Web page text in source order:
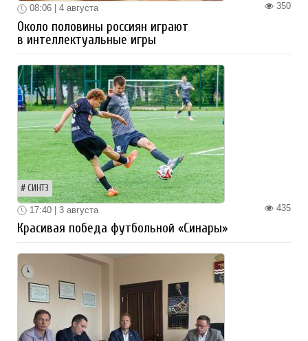
350
08:06 | 4 августа
Около половины россиян играют
в интеллектуальные игры
СИНТЗ
435
17:40 | 3 августа
Красивая победа футбольной «Синары»